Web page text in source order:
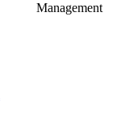
Management